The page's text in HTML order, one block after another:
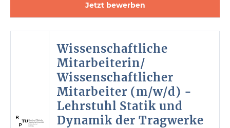
Jetzt bewerben
Wissenschaftliche
Mitarbeiterin/
Wissenschaftlicher
Mitarbeiter (m/w/d) -
Lehrstuhl Statik und
Dynamik der Tragwerke